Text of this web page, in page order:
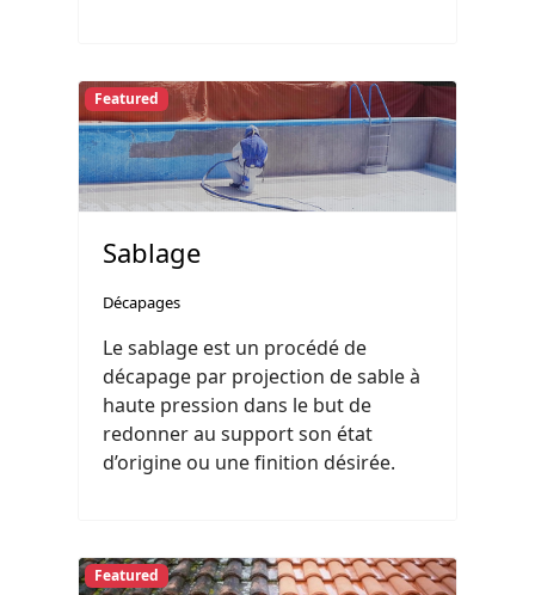
Featured
Sablage
Décapages
Le sablage est un procédé de
décapage par projection de sable à
haute pression dans le but de
redonner au support son état
d’origine ou une finition désirée.
Featured